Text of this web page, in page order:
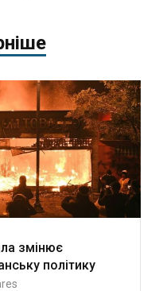
змінює
політику